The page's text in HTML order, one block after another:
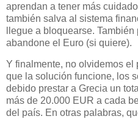
aprendan a tener más
también salva al sistema
llegue a bloquearse.
abandone el Euro (si quiere).
Y finalmente, no olvidemos
que la solución funcione, los
debido prestar a Grecia un
más de 20.000 EUR a cada
del país. En otras palabras,